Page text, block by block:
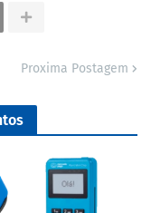
Proxima Postagem